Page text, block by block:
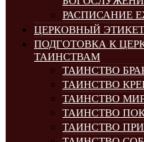
РАСПИСАНИЕ
ЦЕРКОВНЫЙ ЭТИКЕТ
ПОДГОТОВКА К
ТАИНСТВАМ
ТАИНСТВО
ТАИНСТВО
ТАИНСТВО
ТАИНСТВО
ТАИНСТВО